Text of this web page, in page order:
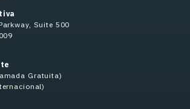
Suite 500
Gratuita)